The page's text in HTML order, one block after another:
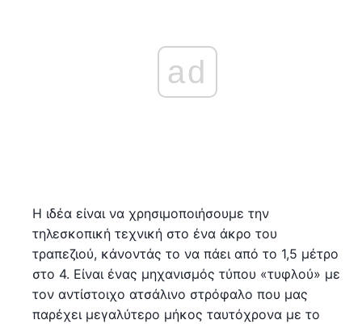
ad
Η ιδέα είναι να χρησιμοποιήσουμε την
τηλεσκοπική τεχνική στο ένα άκρο του
τραπεζιού, κάνοντάς το να πάει από το 1,5 μέτρο
στο 4. Είναι ένας μηχανισμός τύπου «τυφλού» με
τον αντίστοιχο ατσάλινο στρόφαλο που μας
παρέχει μεγαλύτερο μήκος ταυτόχρονα με το